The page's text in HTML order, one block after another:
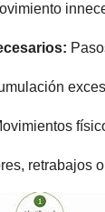
retrabajos